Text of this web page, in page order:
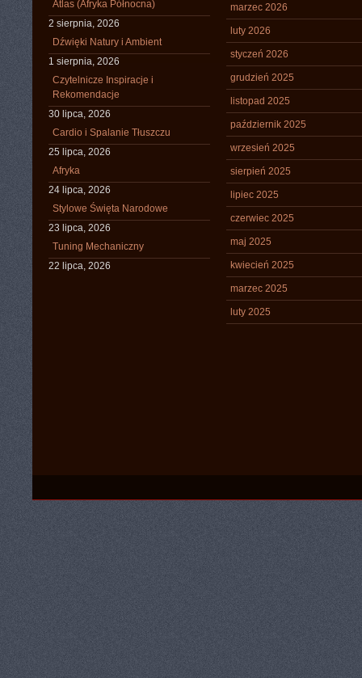
Atlas (Afryka Północna)
2 sierpnia, 2026
Dźwięki Natury i Ambient
1 sierpnia, 2026
Czytelnicze Inspiracje i
Rekomendacje
30 lipca, 2026
Cardio i Spalanie Tłuszczu
25 lipca, 2026
Afryka
24 lipca, 2026
Stylowe Święta Narodowe
23 lipca, 2026
Tuning Mechaniczny
22 lipca, 2026
marzec 2026
luty 2026
styczeń 2026
grudzień 2025
listopad 2025
październik 2025
wrzesień 2025
sierpień 2025
lipiec 2025
czerwiec 2025
maj 2025
kwiecień 2025
marzec 2025
luty 2025